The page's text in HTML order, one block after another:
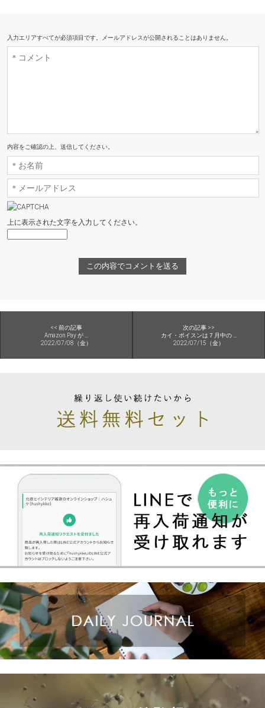
入力エリアすべてが必須項目です。メールアドレスが公開されることはありません。
内容をご確認の上、送信してください。
上に表示された文字を入力してください。
<< 前の記事
Amazon Pay が ...
2022/07/08（金）
次の記事 >>
カイ・ボイスンは７月中の ...
2022/07/15（金）